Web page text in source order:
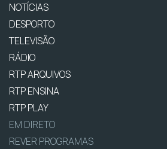
NOTÍCIAS
DESPORTO
TELEVISÃO
RÁDIO
RTP ARQUIVOS
RTP ENSINA
RTP PLAY
EM DIRETO
REVER PROGRAMAS